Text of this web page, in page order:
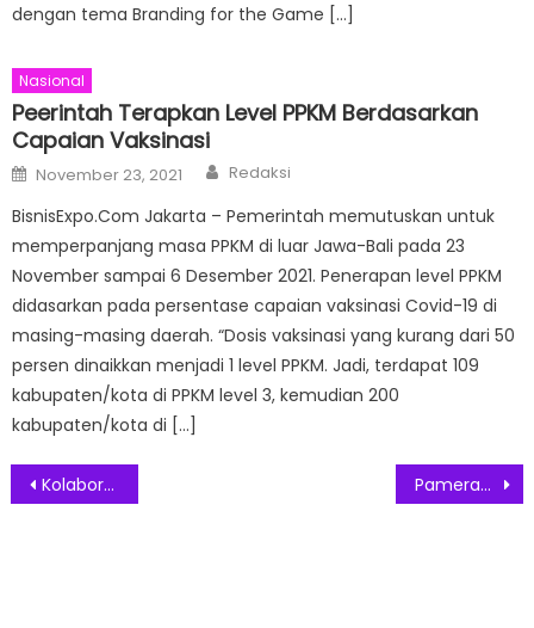
dengan tema Branding for the Game […]
Nasional
Peerintah Terapkan Level PPKM Berdasarkan
Capaian Vaksinasi
Posted
on
November 23, 2021 Author
Redaksi
BisnisExpo.Com Jakarta – Pemerintah memutuskan untuk
memperpanjang masa PPKM di luar Jawa-Bali pada 23
November sampai 6 Desember 2021. Penerapan level PPKM
didasarkan pada persentase capaian vaksinasi Covid-19 di
masing-masing daerah. “Dosis vaksinasi yang kurang dari 50
persen dinaikkan menjadi 1 level PPKM. Jadi, terdapat 109
kabupaten/kota di PPKM level 3, kemudian 200
kabupaten/kota di […]
Post
Kolaborasi Niagahoster x KiriminAja, Ajak UMKM Jelajahi Potensi Digital Baru Pameran Otomotif IIMS 2023 Siap Digelar